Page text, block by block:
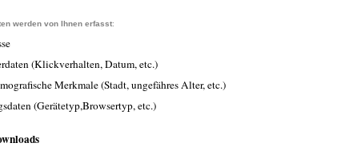
werden von Ihnen erfasst:
(Klickverhalten, Datum, etc.)
Merkmale (Stadt, ungefähres Alter, etc.)
(Gerätetyp,Browsertyp, etc.)